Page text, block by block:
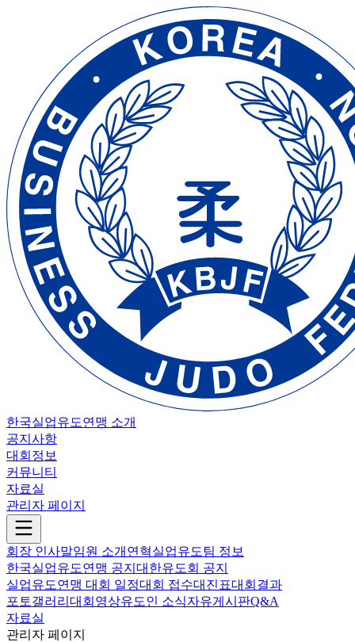
한국실업유도연맹 소개
공지사항
대회정보
커뮤니티
자료실
관리자 페이지
회장 인사말임원 소개 연혁실업유도팀 정보
한국실업유도연맹 공지 대한유도회 공지
실업유도연맹 대회 일정대회 접수대진표대회결과
포토갤러리 대회영상유도인 소식자유게시판Q&A
자료실
관리자 페이지